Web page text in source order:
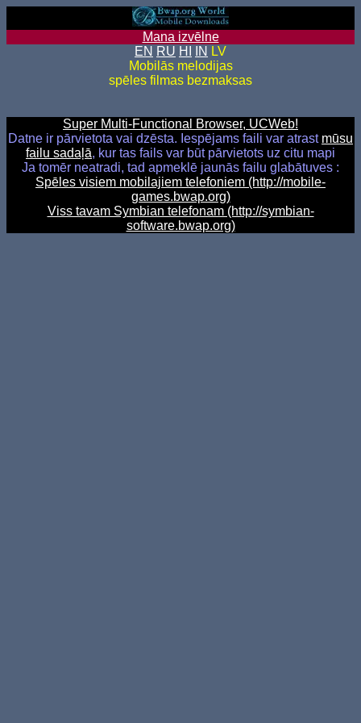
Mana izvēlne
EN RU HI IN LV
Mobilās melodijas
spēles filmas bezmaksas
Super Multi-Functional Browser, UCWeb!
Datne ir pārvietota vai dzēsta. Iespējams faili var atrast mūsu
failu sadaļā, kur tas fails var būt pārvietots uz citu mapi
Ja tomēr neatradi, tad apmeklē jaunās failu glabātuves :
Spēles visiem mobilajiem telefoniem (http://mobile-
games.bwap.org)
Viss tavam Symbian telefonam (http://symbian-
software.bwap.org)